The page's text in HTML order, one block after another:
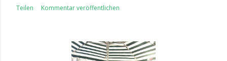
Teilen Kommentar veröffentlichen